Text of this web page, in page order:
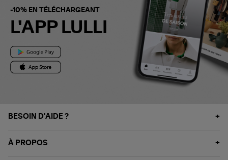
-10% EN TÉLÉCHARGEANT
L'APP LULLI
BESOIN D'AIDE ?
À PROPOS